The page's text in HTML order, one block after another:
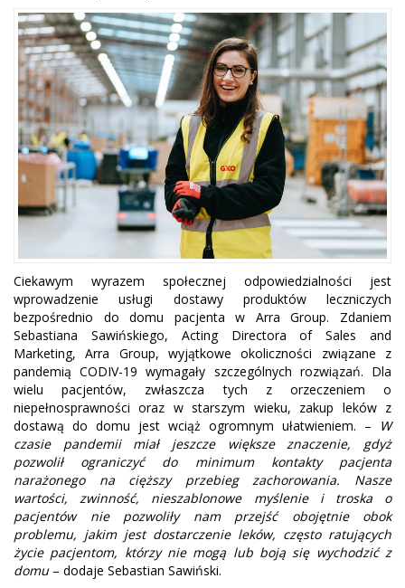
Ciekawym wyrazem społecznej odpowiedzialności jest
wprowadzenie usługi dostawy produktów leczniczych
bezpośrednio do domu pacjenta w Arra Group. Zdaniem
Sebastiana Sawińskiego, Acting Directora of Sales and
Marketing, Arra Group, wyjątkowe okoliczności związane z
pandemią CODIV-19 wymagały szczególnych rozwiązań. Dla
wielu pacjentów, zwłaszcza tych z orzeczeniem o
niepełnosprawności oraz w starszym wieku, zakup leków z
dostawą do domu jest wciąż ogromnym ułatwieniem. –
W
czasie pandemii miał jeszcze większe znaczenie, gdyż
pozwolił ograniczyć do minimum kontakty pacjenta
narażonego na cięższy przebieg zachorowania. Nasze
wartości, zwinność, nieszablonowe myślenie i troska o
pacjentów nie pozwoliły nam przejść obojętnie obok
problemu, jakim jest dostarczenie leków, często ratujących
życie pacjentom, którzy nie mogą lub boją się wychodzić z
domu– dodaje Sebastian Sawiński.